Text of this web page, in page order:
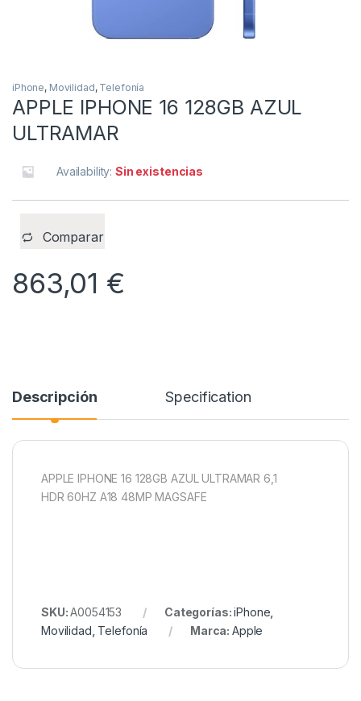
iPhone, Movilidad, Telefonía
APPLE IPHONE 16 128GB AZUL
ULTRAMAR
Availability:Sin existencias
Comparar
863,01 €
Descripción Specification
APPLE IPHONE 16 128GB AZUL ULTRAMAR 6,1
HDR 60HZ A18 48MP MAGSAFE
SKU:A0054153 Categorías:iPhone
Movilidad Telefonía Marca: Apple